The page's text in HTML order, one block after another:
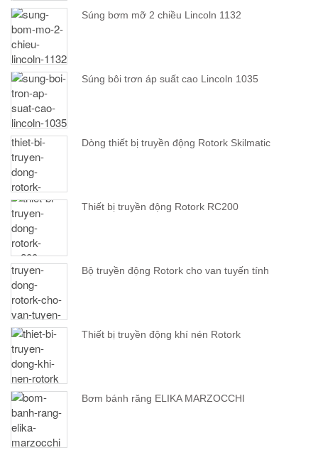
Súng bơm mỡ 2 chiều Lincoln 1132
Súng bôi trơn áp suất cao Lincoln 1035
Dòng thiết bị truyền động Rotork Skilmatic
Thiết bị truyền động Rotork RC200
Bộ truyền động Rotork cho van tuyến tính
Thiết bị truyền động khí nén Rotork
Bơm bánh răng ELIKA MARZOCCHI